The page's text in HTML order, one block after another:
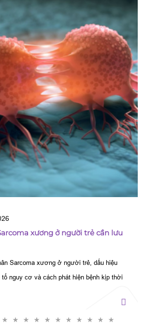
xương ở người trẻ cần lưu
Sarcoma xương ở người trẻ, dấu hiệu
nguy cơ và cách phát hiện bệnh kịp thời